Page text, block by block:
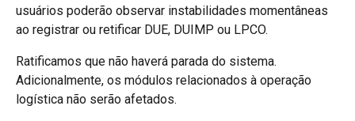
usuários poderão observar instabilidades momentâneas
ao registrar ou retificar DUE, DUIMP ou LPCO.
Ratificamos que não haverá parada do sistema.
Adicionalmente, os módulos relacionados à operação
logística não serão afetados.